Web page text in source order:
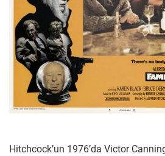
Hitchcock’un 1976’da Victor